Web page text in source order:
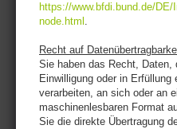
https://www.bfdi.bund.de/
node.html .
Recht auf
Sie haben das Recht, Daten,
Einwilligung oder in
verarbeiten, an sich oder an
maschinenlesbaren Format
Sie die direkte Übertragung